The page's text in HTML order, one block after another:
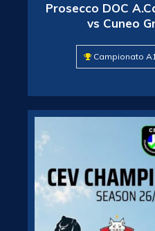
Prosecco DOC
vs Cuneo
Campionato